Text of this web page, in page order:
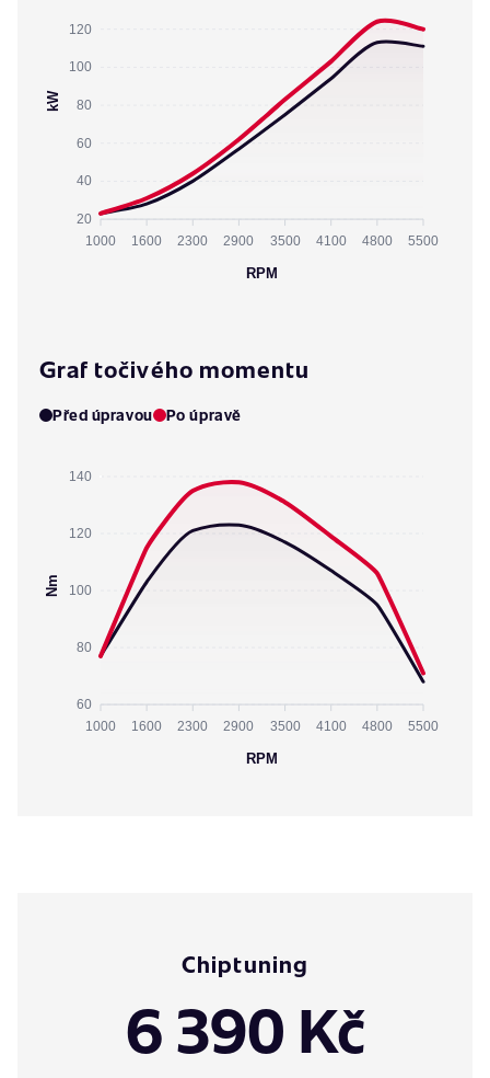
120
100
80
60
40
20
kW
1000 1600 2300 2900 3500 4100 4800 5500
RPM
Graf točivého momentu
Před úpravou Po úpravě
140
120
100
80
60
Nm
1000 1600 2300 2900 3500 4100 4800 5500
RPM
Chiptuning
6 390 Kč